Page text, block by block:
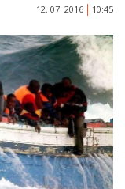
12. 07. 2016 10:45